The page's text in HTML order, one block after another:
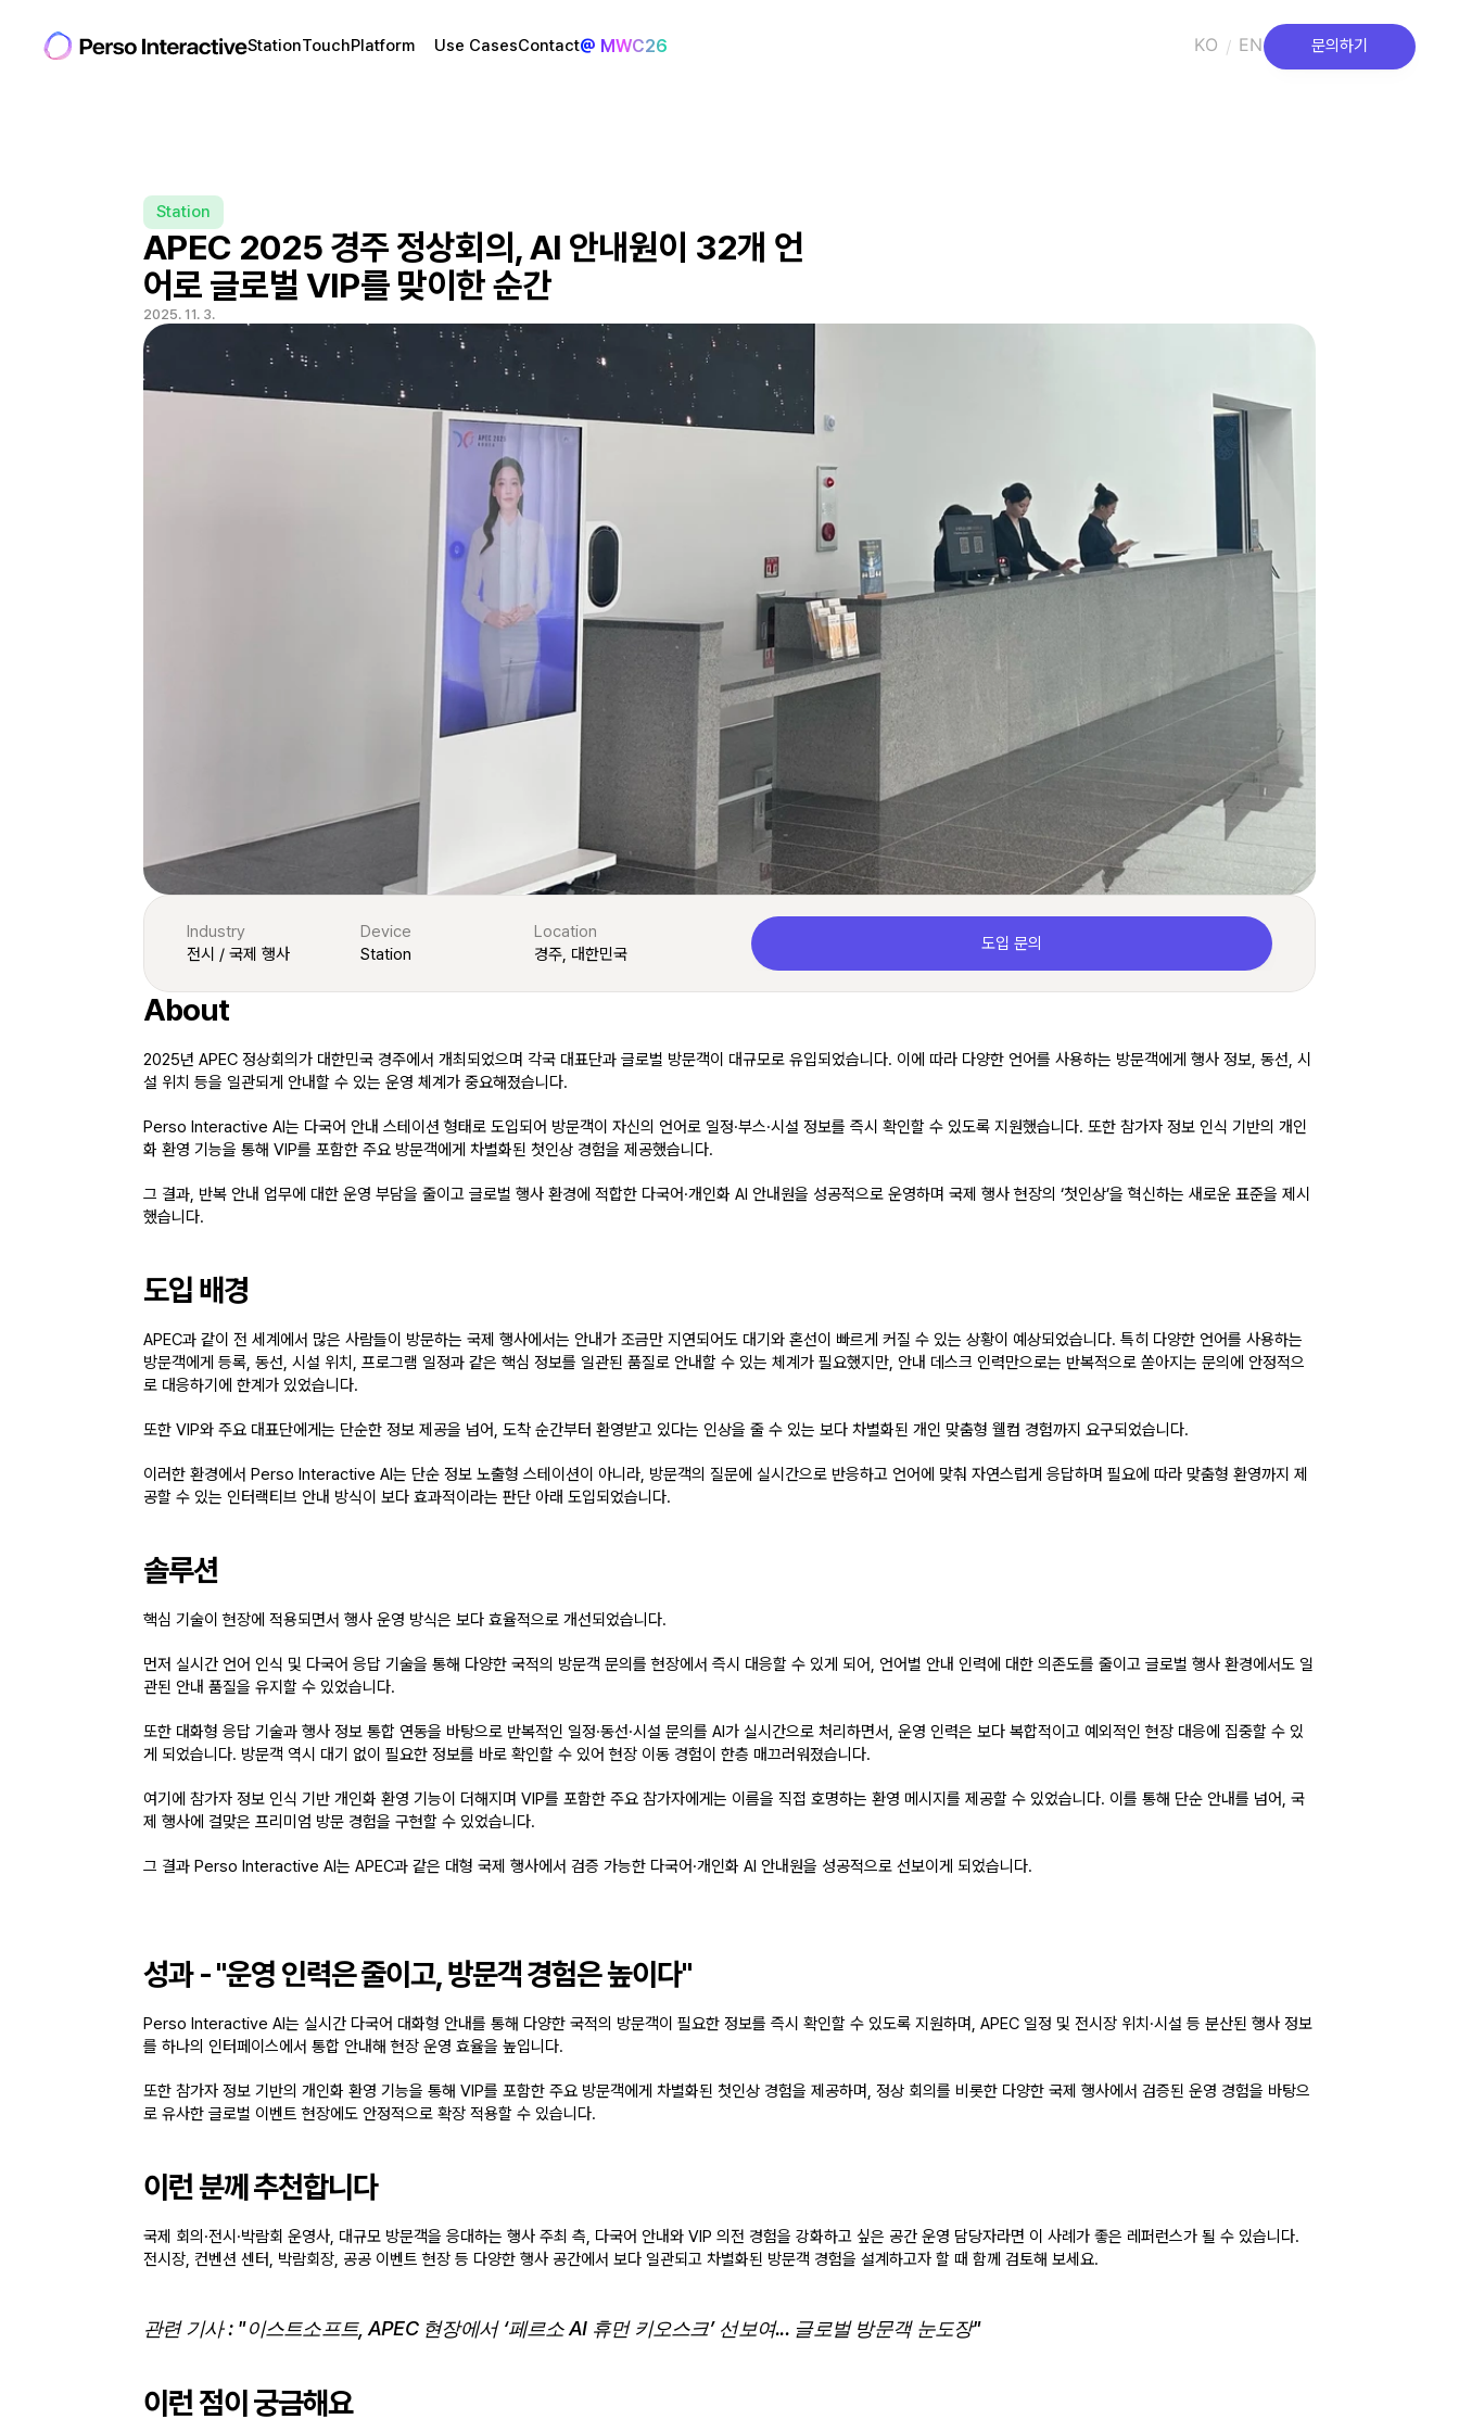
StationTouchPlatform Use CasesContact@ MWC26 KO / EN 문의하기
Station
APEC 2025 경주 정상회의, AI 안내원이 32개 언
어로 글로벌 VIP를 맞이한 순간
2025. 11. 3.
Industry
전시 / 국제 행사
Device
Station
Location
경주, 대한민국
도입 문의
About
2025년 APEC 정상회의 가 대한민국 경주에서 개최되었으며 각국 대표단과 글로벌 방문객이 대규모로 유입되었습니다. 이에 따라 다양한 언어를 사용하는 방문객에게 행사 정보, 동선, 시
설 위치 등을 일관되게 안내할 수 있는 운영 체계가 중요해졌습니다.
Perso Interactive AI는 다국어 안내 스테이션 형태로 도입되어 방문객이 자신의 언어로 일정·부스·시설 정보를 즉시 확인할 수 있도록 지원했습니다. 또한 참가자 정보 인식 기반의 개인
화 환영 기능을 통해 VIP를 포함한 주요 방문객에게 차별화된 첫인상 경험을 제공했습니다.
그 결과, 반복 안내 업무에 대한 운영 부담을 줄이고 글로벌 행사 환경에 적합한 다국어·개인화 AI 안내원을 성공적으로 운영하며 국제 행사 현장의 ‘첫인상’을 혁신하는 새로운 표준을 제시
했습니다.
도입 배경
APEC과 같이 전 세계에서 많은 사람들이 방문하는 국제 행사에서는 안내가 조금만 지연되어도 대기와 혼선이 빠르게 커질 수 있는 상황이 예상되었습니다. 특히 다양한 언어를 사용하는
방문객에게 등록, 동선, 시설 위치, 프로그램 일정과 같은 핵심 정보를 일관된 품질로 안내할 수 있는 체계가 필요했지만, 안내 데스크 인력만으로는 반복적으로 쏟아지는 문의에 안정적으
로 대응하기에 한계가 있었습니다.
또한 VIP와 주요 대표단에게는 단순한 정보 제공을 넘어, 도착 순간부터 환영받고 있다는 인상을 줄 수 있는 보다 차별화된 개인 맞춤형 웰컴 경험까지 요구되었습니다.
이러한 환경에서 Perso Interactive AI는 단순 정보 노출형 스테이션이 아니라, 방문객의 질문에 실시간으로 반응하고 언어에 맞춰 자연스럽게 응답하며 필요에 따라 맞춤형 환영까지 제
공할 수 있는 인터랙티브 안내 방식이 보다 효과적이라는 판단 아래 도입되었습니다.
솔루션
핵심 기술이 현장에 적용되면서 행사 운영 방식은 보다 효율적으로 개선되었습니다.
먼저 실시간 언어 인식 및 다국어 응답 기술을 통해 다양한 국적의 방문객 문의를 현장에서 즉시 대응할 수 있게 되어, 언어별 안내 인력에 대한 의존도를 줄이고 글로벌 행사 환경에서도 일
관된 안내 품질을 유지할 수 있었습니다.
또한 대화형 응답 기술과 행사 정보 통합 연동을 바탕으로 반복적인 일정·동선·시설 문의를 AI가 실시간으로 처리 하면서, 운영 인력은 보다 복합적이고 예외적인 현장 대응에 집중할 수 있
게 되었습니다. 방문객 역시 대기 없이 필요한 정보를 바로 확인할 수 있어 현장 이동 경험이 한층 매끄러워졌습니다.
여기에 참가자 정보 인식 기반 개인화 환영 기능이 더해지며 VIP를 포함한 주요 참가자에게는 이름을 직접 호명하는 환영 메시지를 제공할 수 있었습니다. 이를 통해 단순 안내를 넘어, 국
제 행사에 걸맞은 프리미엄 방문 경험을 구현할 수 있었습니다.
그 결과 Perso Interactive AI는 APEC과 같은 대형 국제 행사에서 검증 가능한 다국어·개인화 AI 안내원을 성공적으로 선보이게 되었습니다.
성과 - "운영 인력은 줄이고, 방문객 경험은 높이다"
Perso Interactive AI는 실시간 다국어 대화형 안내를 통해 다양한 국적의 방문객이 필요한 정보를 즉시 확인할 수 있도록 지원하며, APEC 일정 및 전시장 위치·시설 등 분산된 행사 정보
를 하나의 인터페이스에서 통합 안내해 현장 운영 효율을 높입니다.
또한 참가자 정보 기반의 개인화 환영 기능을 통해 VIP를 포함한 주요 방문객에게 차별화된 첫인상 경험을 제공하며, 정상 회의를 비롯한 다양한 국제 행사에서 검증된 운영 경험을 바탕으
로 유사한 글로벌 이벤트 현장에도 안정적으로 확장 적용할 수 있습니다.
이런 분께 추천합니다
국제 회의·전시·박람회 운영사, 대규모 방문객을 응대하는 행사 주최 측, 다국어 안내와 VIP 의전 경험을 강화하고 싶은 공간 운영 담당자라면 이 사례가 좋은 레퍼런스가 될 수 있습니다.
전시장, 컨벤션 센터, 박람회장, 공공 이벤트 현장 등 다양한 행사 공간에서 보다 일관되고 차별화된 방문객 경험을 설계하고자 할 때 함께 검토해 보세요.
관련 기사 : "이스트소프트, APEC 현장에서 ‘페르소 AI 휴먼 키오스크’ 선보여... 글로벌 방문객 눈도장"
이런 점이 궁금해요